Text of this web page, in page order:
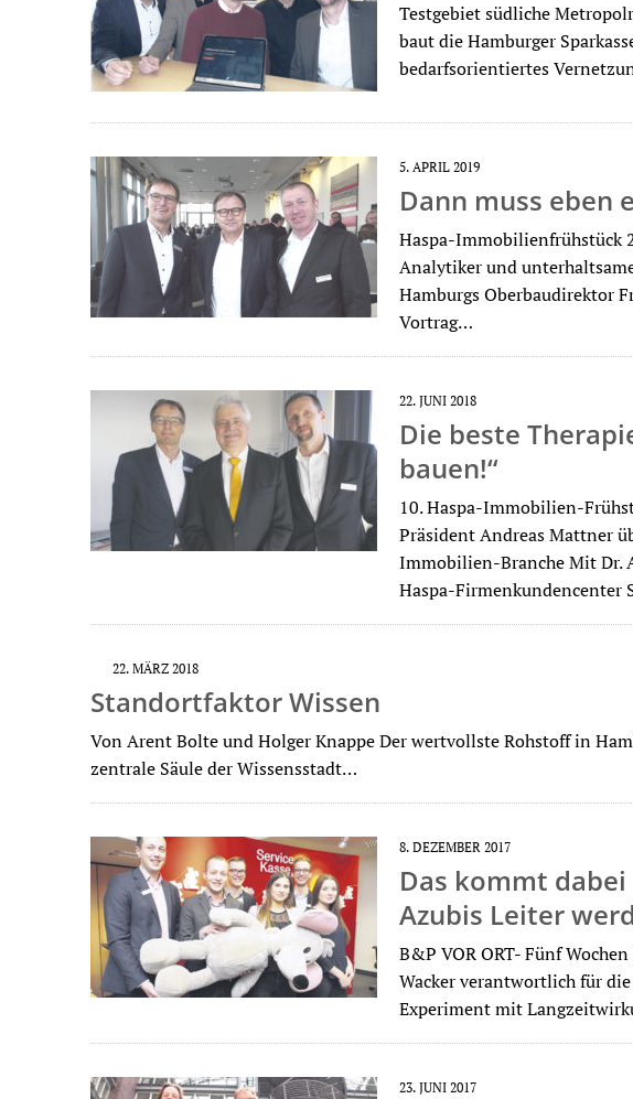
Testgebiet südliche
baut die Hamburger
bedarfsorientiertes
5. APRIL 2019
Dann muss eben
Haspa-Immobilienfrühstück
Analytiker und
Hamburgs Oberbaudirektor
Vortrag…
22. JUNI 2018
Die beste
bauen!“
10. Haspa-Immobilien-
Präsident Andreas Mattner
Immobilien-Branche Mit Dr.
Haspa-Firmenkundencenter
22. MÄRZ 2018
Standortfaktor Wissen
Von Arent Bolte und Holger Knappe Der wertvollste Rohstoff in
zentrale Säule der Wissensstadt…
8. DEZEMBER 2017
Das kommt
Azubis Leiter
B&P VOR ORT- Fünf
Wacker verantwortlich für
Experiment mit
23. JUNI 2017